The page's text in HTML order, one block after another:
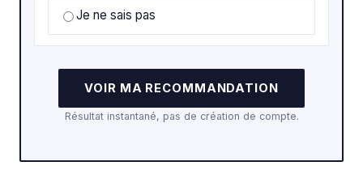
Je ne sais pas
VOIR MA RECOMMANDATION
Résultat instantané, pas de création de compte.